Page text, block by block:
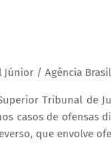
Júnior / Agência Brasil
Tribunal de
casos de ofensas
que envolve